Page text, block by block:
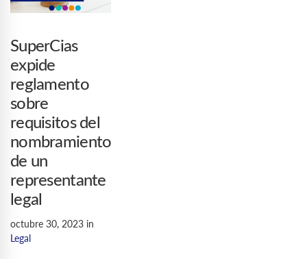
SuperCias
expide
reglamento
sobre
requisitos del
nombramiento
de un
representante
legal
octubre 30, 2023 in
Legal